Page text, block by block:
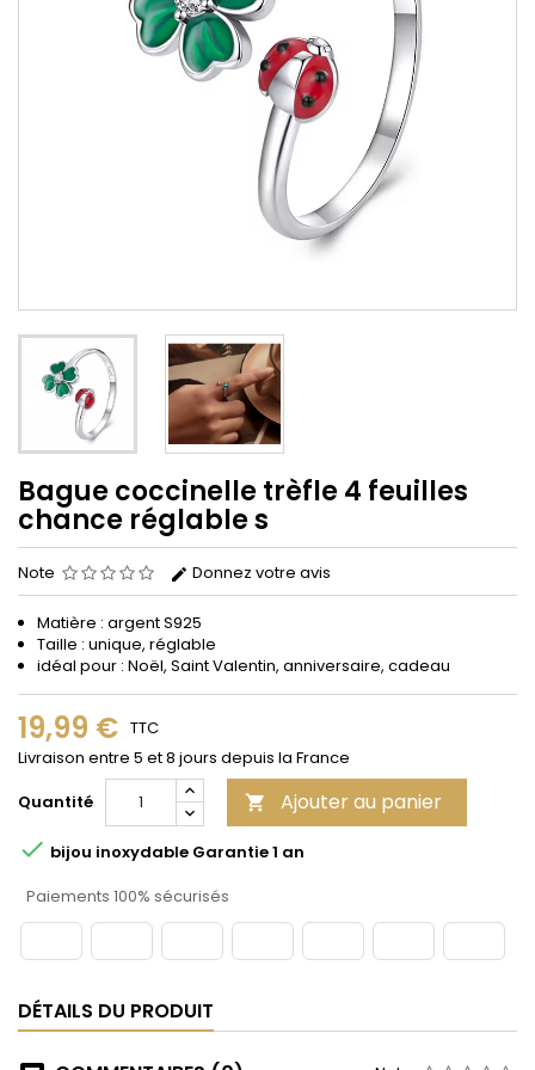
Bague coccinelle trèfle 4 feuilles
chance réglable s
Note Donnez votre avis
Matière : argent S925
Taille : unique, réglable
idéal pour : Noël, Saint Valentin, anniversaire, cadeau
19,99 € TTC
Livraison entre 5 et 8 jours depuis la France
Quantité
 Ajouter au panier
 bijou inoxydable Garantie 1 an
Paiements 100% sécurisés
DÉTAILS DU PRODUIT